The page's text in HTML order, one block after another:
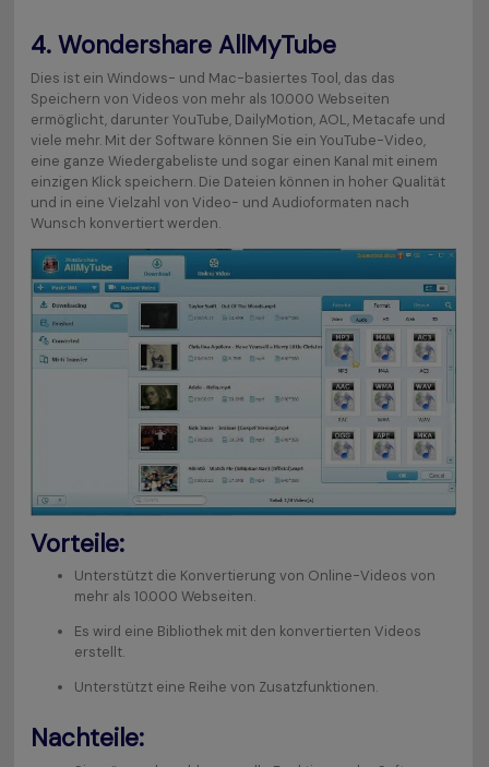
4. Wondershare AllMyTube
Dies ist ein Windows- und Mac-basiertes Tool, das das
Speichern von Videos von mehr als 10.000 Webseiten
ermöglicht, darunter YouTube, DailyMotion, AOL, Metacafe und
viele mehr. Mit der Software können Sie ein YouTube-Video,
eine ganze Wiedergabeliste und sogar einen Kanal mit einem
einzigen Klick speichern. Die Dateien können in hoher Qualität
und in eine Vielzahl von Video- und Audioformaten nach
Wunsch konvertiert werden.
Vorteile:
Unterstützt die Konvertierung von Online-Videos von
mehr als 10.000 Webseiten.
Es wird eine Bibliothek mit den konvertierten Videos
erstellt.
Unterstützt eine Reihe von Zusatzfunktionen.
Nachteile: